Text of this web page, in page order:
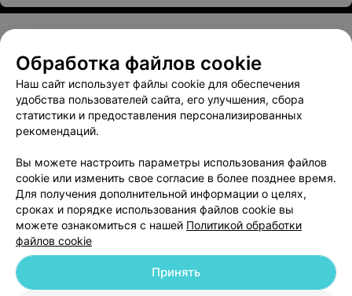
Цена по запросу
Укладка волос афролоконами (длинные)
О проекте Новости проекта
Размещение рекламы
Медицинский маркетинг
Публичный договор
Пользовательское соглашение
Способы оплаты
Написать в поддержку
Персональные настройки cookie
Обработка персональных данных
Обработка файлов cookie
Наш сайт использует файлы cookie для обеспечения
удобства пользователей сайта, его улучшения, сбора
статистики и предоставления персонализированных
рекомендаций.
Вы можете настроить параметры использования файлов
cookie или изменить свое согласие в более позднее время.
Для получения дополнительной информации о целях,
сроках и порядке использования файлов cookie вы
можете ознакомиться с нашей Политикой обработки
файлов cookie
Принять